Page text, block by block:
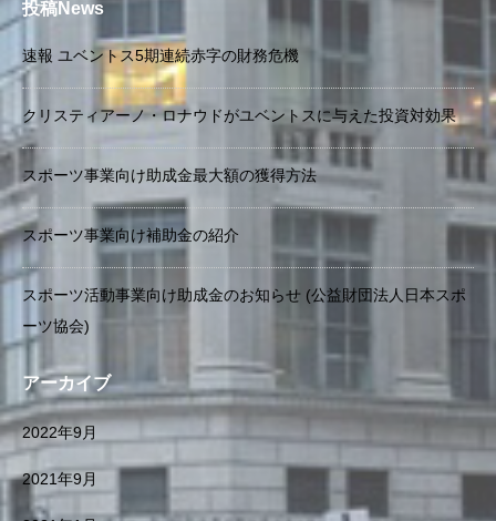
投稿News
速報 ユベントス5期連続赤字の財務危機
クリスティアーノ・ロナウドがユベントスに与えた投資対効果
スポーツ事業向け助成金最大額の獲得方法
スポーツ事業向け補助金の紹介
スポーツ活動事業向け助成金のお知らせ (公益財団法人日本スポ
ーツ協会)
アーカイブ
2022年9月
2021年9月